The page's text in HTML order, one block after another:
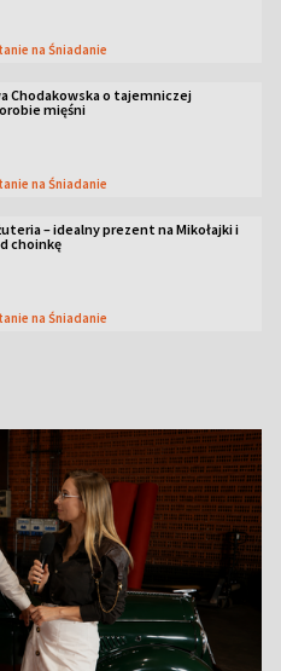
na Śniadanie
Chodakowska o tajemniczej
mięśni
na Śniadanie
– idealny prezent na Mikołajki i
choinkę
na Śniadanie